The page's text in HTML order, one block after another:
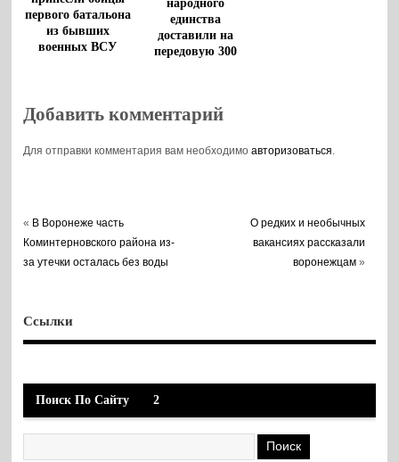
первого батальона
из бывших
военных ВСУ
народного
единства
доставили на
передовую 300
Добавить комментарий
Для отправки комментария вам необходимоавторизоваться.
« В Воронеже часть
Коминтерновского района из-
за утечки осталась без воды
О редких и необычных
вакансиях рассказали
воронежцам »
Ссылки
Поиск По Сайту 2